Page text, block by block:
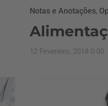
Notas e Anotações,
12 Fevereiro, 2018 0:00